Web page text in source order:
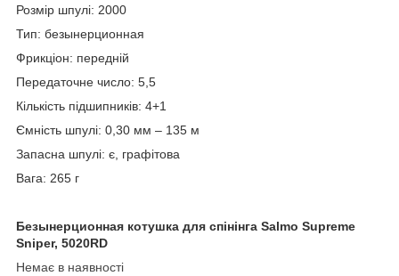
Розмір шпулі: 2000
Тип: безынерционная
Фрикціон: передній
Передаточне число: 5,5
Кількість підшипників: 4+1
Ємність шпулі: 0,30 мм – 135 м
Запасна шпулі: є, графітова
Вага: 265 г
Безынерционная котушка для спінінга Salmo Supreme
Sniper, 5020RD
Немає в наявності